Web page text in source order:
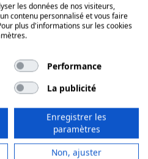
les données de nos visiteurs,
contenu personnalisé et vous faire
plus d'informations sur les cookies
Performance
La publicité
Enregistrer les
paramètres
Non, ajuster